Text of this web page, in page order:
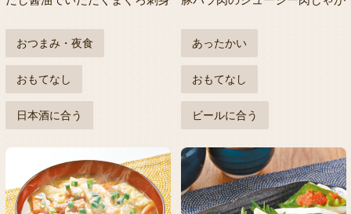
おつまみ・夜食
おもてなし
日本酒に合う
あったかい
おもてなし
ビールに合う